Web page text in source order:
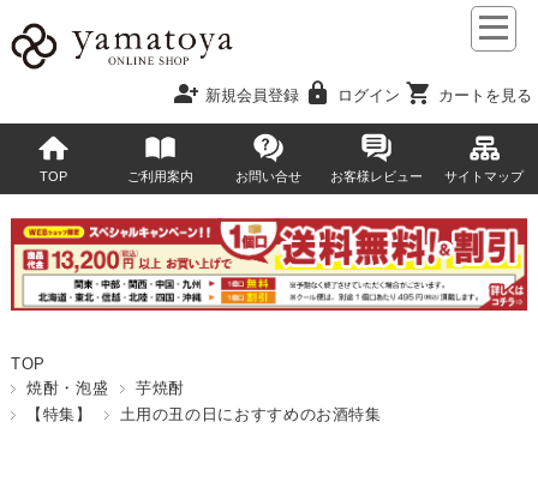
person_add 新規会員登録 lock ログイン shopping_cart カートを見る
TOP ご利用案内 お問い合せ お客様レビュー サイトマップ
TOP
焼酎・泡盛
芋焼酎
【特集】
土用の丑の日におすすめのお酒特集